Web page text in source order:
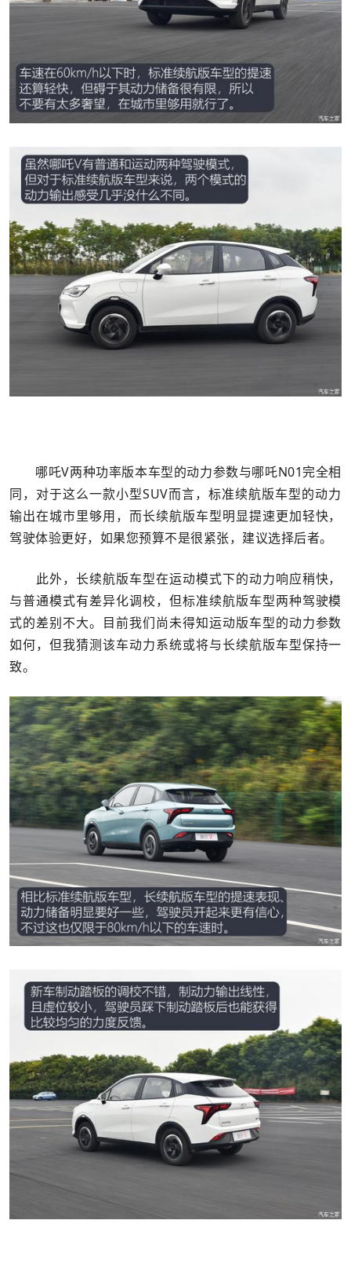
哪吒V两种功率版本车型的动力参数与哪吒N01完全相
同，对于这么一款小型SUV而言，标准续航版车型的动力
输出在城市里够用，而长续航版车型明显提速更加轻快，
驾驶体验更好，如果您预算不是很紧张，建议选择后者。
此外，长续航版车型在运动模式下的动力响应稍快，
与普通模式有差异化调校，但标准续航版车型两种驾驶模
式的差别不大。目前我们尚未得知运动版车型的动力参数
如何，但我猜测该车动力系统或将与长续航版车型保持一
致。